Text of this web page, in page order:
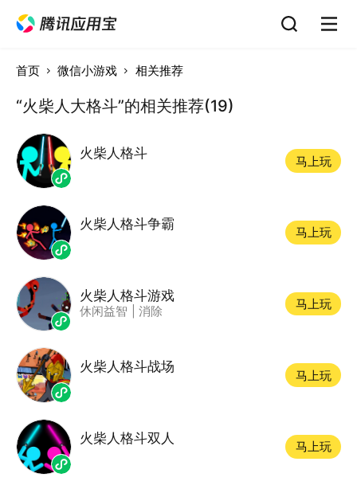
首页 微信小游戏 相关推荐
“火柴人大格斗”的相关推荐(19)
火柴人格斗
马上玩
火柴人格斗争霸
马上玩
火柴人格斗游戏
休闲益智 消除
马上玩
火柴人格斗战场
马上玩
火柴人格斗双人
马上玩